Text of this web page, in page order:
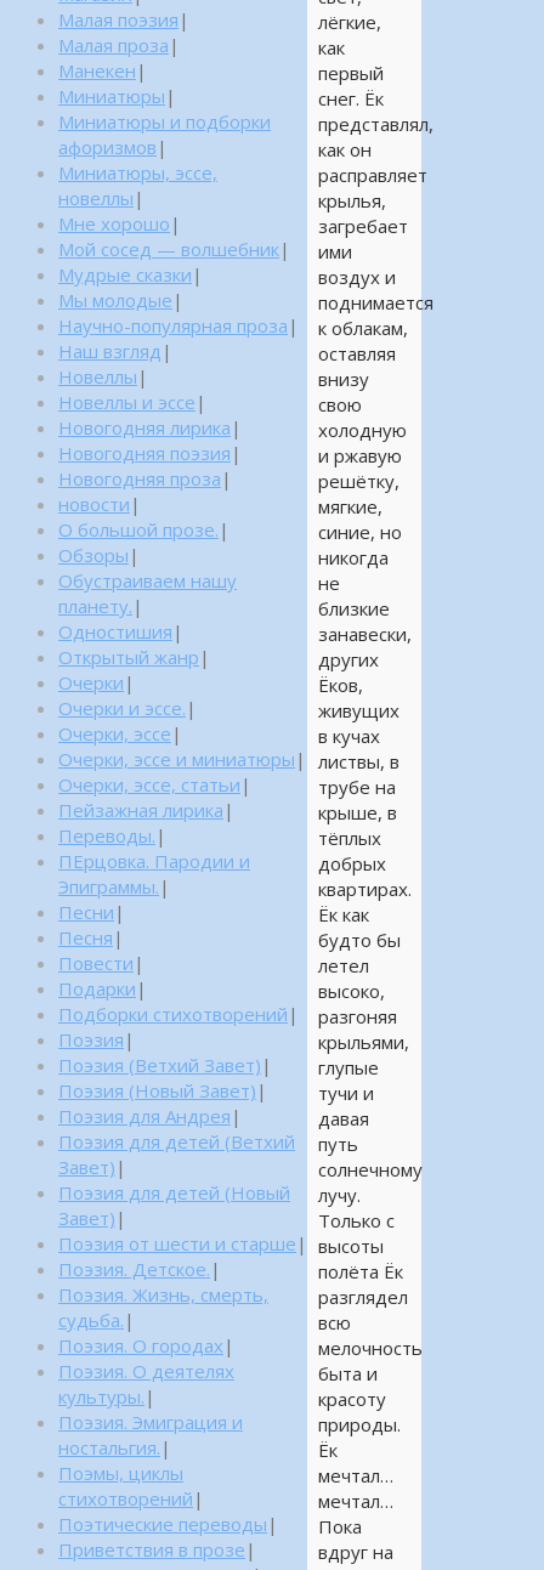
лёгкие,
как
первый
снег. Ёк
представлял,
как он
расправляет
крылья,
загребает
ими
воздух и
поднимается
к облакам,
оставляя
внизу
свою
холодную
и ржавую
решётку,
мягкие,
синие, но
никогда
не
близкие
занавески,
других
Ёков,
живущих
в кучах
листвы, в
трубе на
крыше, в
тёплых
добрых
квартирах.
Ёк как
будто бы
летел
высоко,
разгоняя
крыльями,
глупые
тучи и
давая
путь
солнечному
лучу.
Только с
высоты
полёта Ёк
разглядел
всю
мелочность
быта и
красоту
природы.
Ёк
мечтал…
мечтал…
Пока
вдруг на
Малая поэзия |
Малая проза |
Манекен |
Миниатюры |
Миниатюры и подборки
афоризмов |
Миниатюры, эссе,
новеллы |
Мне хорошо |
Мой сосед — волшебник|
Мудрые сказки |
Мы молодые |
Научно-популярная проза |
Наш взгляд |
Новеллы |
Новеллы и эссе |
Новогодняя лирика |
Новогодняя поэзия |
Новогодняя проза |
новости |
О большой прозе. |
Обзоры |
Обустраиваем нашу
планету. |
Одностишия |
Открытый жанр |
Очерки |
Очерки и эссе. |
Очерки, эссе |
Очерки, эссе и миниатюры |
Очерки, эссе, статьи |
Пейзажная лирика |
Переводы. |
ПЕрцовка. Пародии и
Эпиграммы. |
Песни |
Песня |
Повести |
Подарки |
Подборки стихотворений |
Поэзия |
Поэзия (Ветхий Завет) |
Поэзия (Новый Завет) |
Поэзия для Андрея |
Поэзия для детей (Ветхий
Завет) |
Поэзия для детей (Новый
Завет) |
Поэзия от шести и старше |
Поэзия. Детское. |
Поэзия. Жизнь, смерть,
судьба. |
Поэзия. О городах |
Поэзия. О деятелях
культуры. |
Поэзия. Эмиграция и
ностальгия. |
Поэмы, циклы
стихотворений |
Поэтические переводы |
Приветствия в прозе |